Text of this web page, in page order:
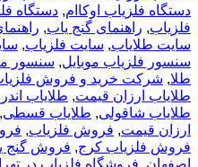
دستگاه فلزیاب اوکاام, دستگاه
فلزیاب, راهنمای گنج یاب,
سایت طلایاب, سایت فلزیاب,
سنسور فلزیاب موبایل, سنسور
طلا, شرکت خرید و فروش
طلایاب ارزان قیمت, طلایاب
طلایاب شاقولی, طلایاب قسطی,
ارزان قیمت, فروش فلزیاب,
فروش فلزیاب کرج, فروش گنج
اصفهان فروشگاه فلزیاب در